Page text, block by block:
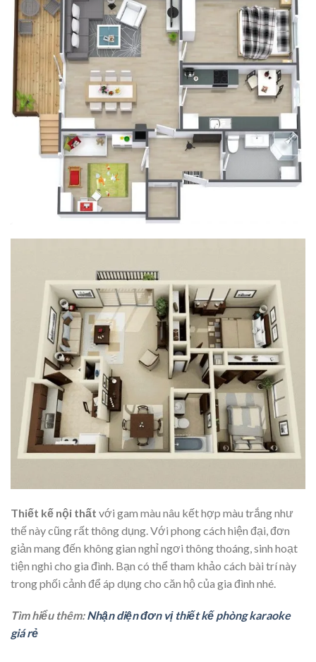
Thiết kế nội thất với gam màu nâu kết hợp màu trắng như
thế này cũng rất thông dụng. Với phong cách hiện đại, đơn
giản mang đến không gian nghỉ ngơi thông thoáng, sinh hoạt
tiện nghi cho gia đình. Bạn có thể tham khảo cách bài trí này
trong phối cảnh để áp dụng cho căn hộ của gia đình nhé.
Tìm hiểu thêm:Nhận diện đơn vị thiết kế phòng karaoke
giá rẻ